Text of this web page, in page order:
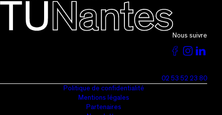
Nous suivre
VoirVoir
02 53 52 23 80
Politique de confidentialité
Mentions légales
Partenaires